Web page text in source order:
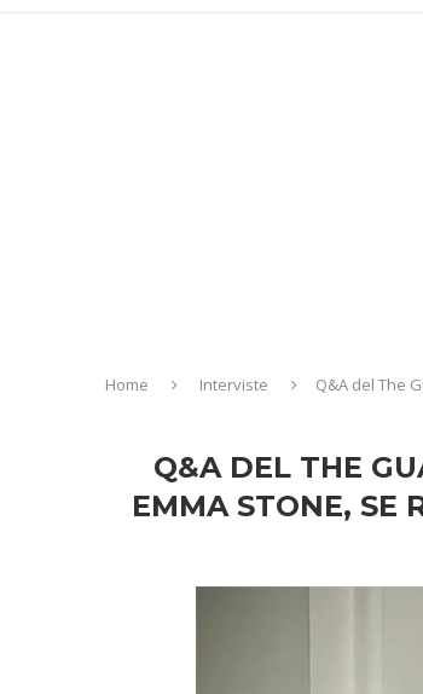
Home Interviste Q&A del The
Q&A DEL THE
EMMA STONE, SE